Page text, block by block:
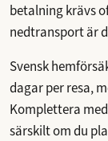
betalning krävs
nedtransport är
Svensk
dagar per resa,
Komplettera
särskilt om du